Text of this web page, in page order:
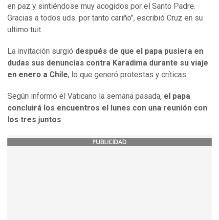
en paz y sintiéndose muy acogidos por el Santo Padre.
Gracias a todos uds. por tanto cariño", escribió Cruz en su
ultimo tuit.
La invitación surgió después de que el papa pusiera en
dudas sus denuncias contra Karadima durante su viaje
en enero a Chile, lo que generó protestas y críticas.
Según informó el Vaticano la semana pasada, el papa
concluirá los encuentros el lunes con una reunión con
los tres juntos.
PUBLICIDAD